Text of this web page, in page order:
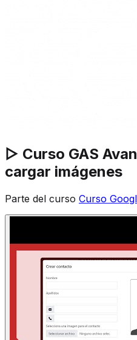
▷ Curso GAS
cargar imágenes
Parte del curso Curso